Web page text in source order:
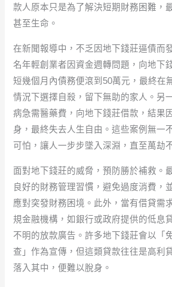
款人原本只是為了解決短期財務困難，
甚至生命。
在新聞報導中，不乏因地下錢莊逼債而
名年輕創業者因資金週轉問題，向地下
短幾個月內債務便滾到50萬元，最終在
情況下選擇自殺，留下無助的家人。另
病急需醫藥費，向地下錢莊借款，結果
身，最終失去人生自由。這些案例無一
可怕，讓人一步步墜入深淵，直至萬劫
面對地下錢莊的威脅，預防勝於補救。
良好的財務管理習慣，避免過度消費，
應對突發財務困境。此外，當有借貸需
規金融機構，如銀行或政府提供的低息
不明的放款廣告。許多地下錢莊會以「
查」作為宣傳，但這類貸款往往是高利
落入其中，便難以脫身。